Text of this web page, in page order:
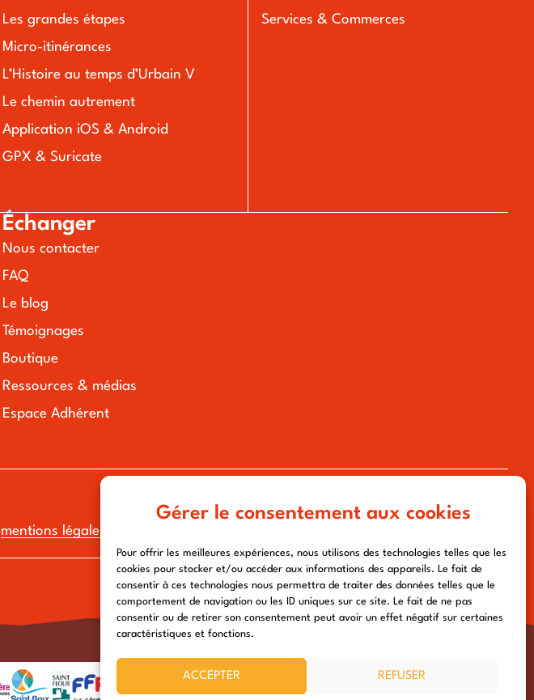
Gérer le consentement aux cookies
Pour offrir les meilleures expériences, nous utilisons des technologies telles que les
cookies pour stocker et/ou accéder aux informations des appareils. Le fait de
consentir à ces technologies nous permettra de traiter des données telles que le
comportement de navigation ou les ID uniques sur ce site. Le fait de ne pas
consentir ou de retirer son consentement peut avoir un effet négatif sur certaines
caractéristiques et fonctions.
ACCEPTER REFUSER
Les grandes étapes
Micro-itinérances
L’Histoire au temps d’Urbain V
Le chemin autrement
Application iOS & Android
GPX & Suricate
Services & Commerces
Échanger
Nous contacter
FAQ
Le blog
Témoignages
Boutique
Ressources & médias
Espace Adhérent
tous droits réservés à l'association chemin urbain v
mentions légales